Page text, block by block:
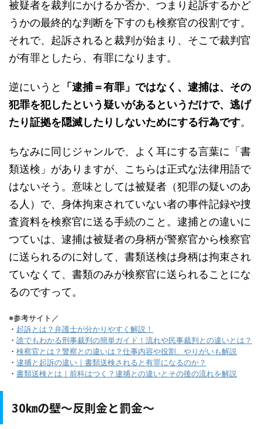
被疑者を裁判にかけるか否か、つまり起訴するかど
うかの最終的な判断を下すのも検察官の役割です。
それで、起訴されると裁判が始まり、そこで裁判官
が有罪としたら、有罪になります。
逆にいうと
「逮捕＝有罪」ではなく、逮捕は、その
犯罪を犯したという疑いがあるというだけで、逃げ
たり証拠を隠滅したりしないためにする行為です。
ちなみに同じジャンルで、よく耳にする言葉に「書
類送検」がありますが、こちらは正式な法律用語で
はないそう。意味としては被疑者（犯罪の疑いのあ
る人）で、身体拘束されていない者の事件記録や捜
査資料を検察官に送る手続のこと。逮捕との違いに
つていは、逮捕は被疑者の身柄が警察官から検察官
に送られるのに対して、書類送検は身柄は拘束され
ていなくて、書類のみが検察官に送られることにな
るのですって。
※参考サイト／
・ 起訴とは？弁護士が分かりやすく解説！
・ 誰でもわかる刑事裁判の簡単ガイド！流れや民事裁判との違いとは？
・ 検察官とは？警察との違いは？仕事内容や役割、やりがいも解説
・ 逮捕と起訴の違い｜書類送検されると有罪になるのか？
・ 書類送検とは｜前科はつく？逮捕との違いとその後の流れを解説
30㎞の壁～反則金と罰金～